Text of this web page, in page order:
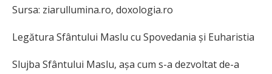
Sursa: ziarullumina.ro, doxologia.ro
Legătura Sfântului Maslu cu Spovedania și Euharistia
Slujba Sfântului Maslu, așa cum s-a dezvoltat de-a